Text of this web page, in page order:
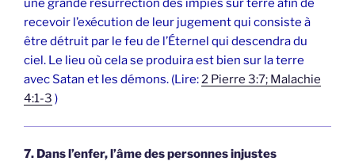
une grande résurrection des impies sur terre afin de
recevoir l’exécution de leur jugement qui consiste à
être détruit par le feu de l’Éternel qui descendra du
ciel. Le lieu où cela se produira est bien sur la terre
avec Satan et les démons. (Lire:2 Pierre 3:7; Malachie
4:1-3 )
7. Dans l’enfer, l’âme des personnes injustes